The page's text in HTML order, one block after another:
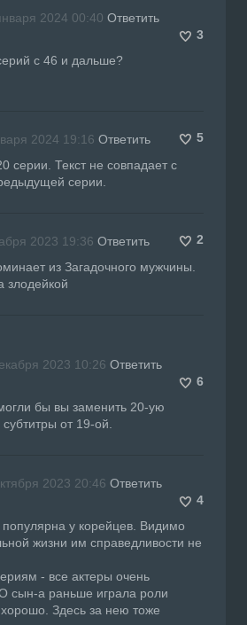
2024 00:40 Ответить
3
с 46 и дальше?
2024 19:16 Ответить
5
серии. Текст не совпадает с
серии.
2023 19:36 Ответить
2
из Загадочного мужчины.
злодейкой
2023 10:26 Ответить
6
бы вы заменить 20-ую
от 19-ой.
2023 20:46 Ответить
4
у корейцев. Видимо
жизни им справедливости не
- все актеры очень
сын-а раньше играла роли
Здесь за нею тоже